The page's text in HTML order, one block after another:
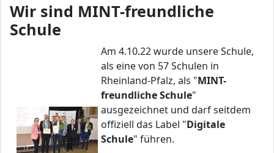
Wir sind MINT-freundliche
Schule
Am 4.10.22 wurde unsere Schule,
als eine von 57 Schulen in
Rheinland-Pfalz, als "MINT-
freundliche Schule"
ausgezeichnet und darf seitdem
offiziell das Label "Digitale
Schule" führen.